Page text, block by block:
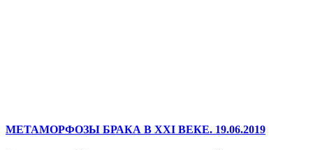
МЕТАМОРФОЗЫ БРАКА В XXI ВЕКЕ. 19.06.2019